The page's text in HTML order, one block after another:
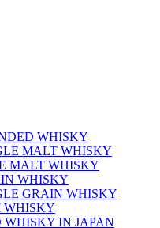
WHISKY
MALT WHISKY
MALT WHISKY
WHISKY
GRAIN WHISKY
WHISKY
IN JAPAN